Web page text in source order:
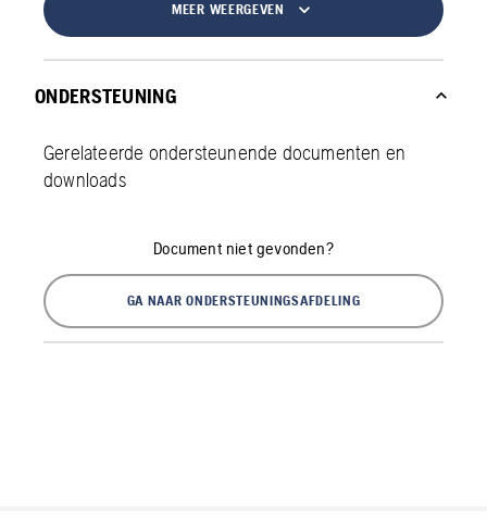
MEER WEERGEVEN
ONDERSTEUNING
Gerelateerde ondersteunende documenten en
downloads
Document niet gevonden?
GA NAAR ONDERSTEUNINGSAFDELING